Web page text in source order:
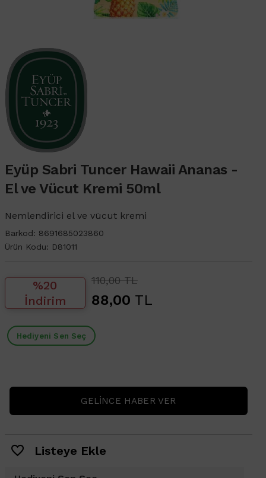
Eyüp Sabri Tuncer Hawaii Ananas -
El ve Vücut Kremi 50ml
Nemlendirici el ve vücut kremi
Barkod: 8691685023860
Ürün Kodu: D81011
%20
İndirim
110,00 TL
88,00 TL
Hediyeni Sen Seç
GELINCE HABER VER
Listeye Ekle